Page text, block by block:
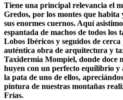
Tiene una principal relevancia el
Gredos, por los montes que
sus enormes cuernos. Aquí
espantada de machos de todos los
Lobos Ibéricos y seguidos de
auténtica obra de arquitectura y
Taxidermia Mompiel, donde doce
huyen con un perfecto equilibrio y
la pata de uno de ellos,
pintura de nuestras montañas
Frías.